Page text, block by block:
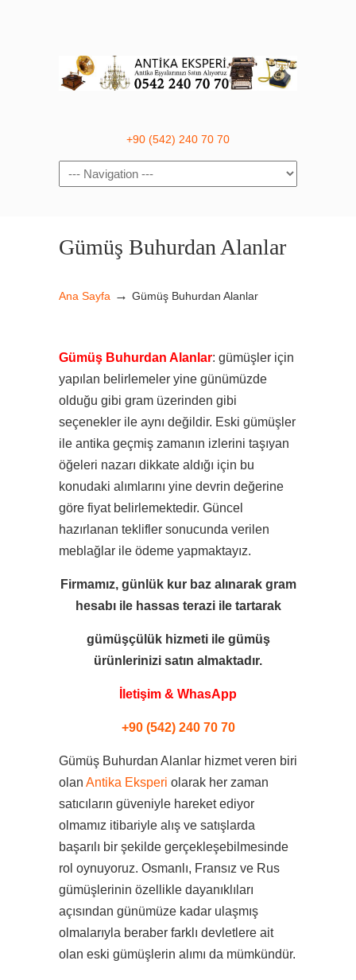
+90 (542) 240 70 70
Navigation
Gümüş Buhurdan Alanlar
Ana Sayfa → Gümüş Buhurdan Alanlar
Gümüş Buhurdan Alanlar: gümüşler için
yapılan belirlemeler yine günümüzde
olduğu gibi gram üzerinden gibi
seçenekler ile aynı değildir. Eski gümüşler
ile antika geçmiş zamanın izlerini taşıyan
öğeleri nazarı dikkate aldığı için bu
konudaki alımlarını yine devrin değerine
göre fiyat belirlemektedir. Güncel
hazırlanan teklifler sonucunda verilen
meblağlar ile ödeme yapmaktayız.
Firmamız, günlük kur baz alınarak gram
hesabı ile hassas terazi ile tartarak
gümüşçülük hizmeti ile gümüş
ürünlerinizi satın almaktadır.
İletişim & WhasApp
+90 (542) 240 70 70
Gümüş Buhurdan Alanlar hizmet veren biri
olan Antika Eksperi olarak her zaman
satıcıların güveniyle hareket ediyor
olmamız itibariyle alış ve satışlarda
başarılı bir şekilde gerçekleşebilmesinde
rol oynuyoruz. Osmanlı, Fransız ve Rus
gümüşlerinin özellikle dayanıklıları
açısından günümüze kadar ulaşmış
olmalarıyla beraber farklı devletlere ait
olan eski gümüşlerin alımı da mümkündür.